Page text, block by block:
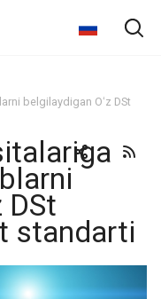
belgilaydigan Oʻz DSt
DSt
standarti